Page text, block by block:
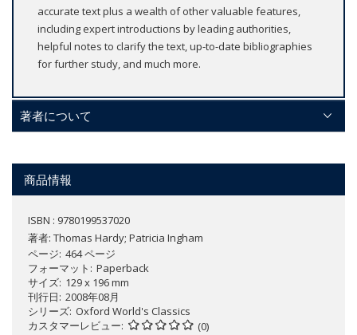
accurate text plus a wealth of other valuable features,
including expert introductions by leading authorities,
helpful notes to clarify the text, up-to-date bibliographies
for further study, and much more.
著者について
商品情報
ISBN : 9780199537020
著者: Thomas Hardy; Patricia Ingham
ページ 464 ページ
フォーマット
Paperback
サイズ 129 x 196 mm
刊行日 2008年08月
シリーズ Oxford World's Classics
カスタマーレビュー
(0)